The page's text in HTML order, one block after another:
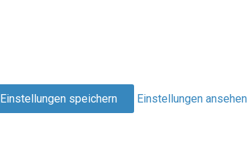
Einstellungen speichern Einstellungen ansehen